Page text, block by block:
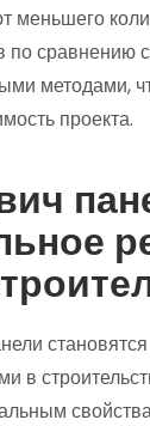
меньшего
по сравнению
методами,
проекта.
в